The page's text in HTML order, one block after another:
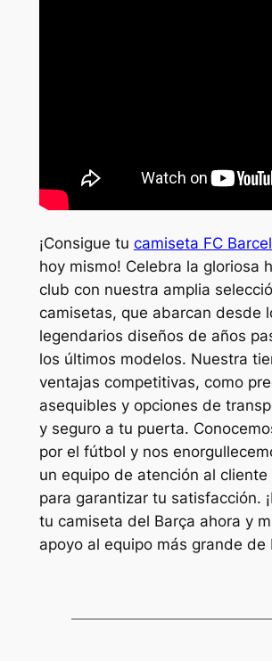
¡Consigue tu camiseta FC
hoy mismo! Celebra la gloriosa
club con nuestra amplia
camisetas, que abarcan desde
legendarios diseños de años
los últimos modelos. Nuestra
ventajas competitivas, como
asequibles y opciones de
y seguro a tu puerta.
por el fútbol y nos
un equipo de atención al cliente
para garantizar tu satisfacción.
tu camiseta del Barça ahora y
apoyo al equipo más grande de